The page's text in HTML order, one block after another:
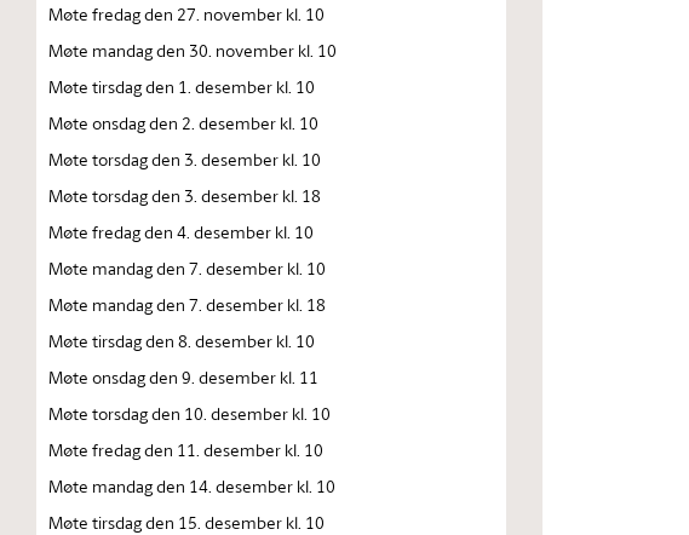
Møte fredag den 27. november kl. 10
Møte mandag den 30. november kl. 10
Møte tirsdag den 1. desember kl. 10
Møte onsdag den 2. desember kl. 10
Møte torsdag den 3. desember kl. 10
Møte torsdag den 3. desember kl. 18
Møte fredag den 4. desember kl. 10
Møte mandag den 7. desember kl. 10
Møte mandag den 7. desember kl. 18
Møte tirsdag den 8. desember kl. 10
Møte onsdag den 9. desember kl. 11
Møte torsdag den 10. desember kl. 10
Møte fredag den 11. desember kl. 10
Møte mandag den 14. desember kl. 10
Møte tirsdag den 15. desember kl. 10